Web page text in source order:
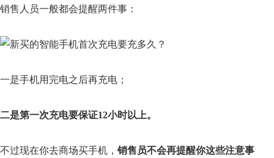
销售人员一般都会提醒两件事：
一是手机用完电之后再充电；
二是第一次充电要保证12小时以上。
不过现在你去商场买手机， 销售员不会再提醒你这些注意事